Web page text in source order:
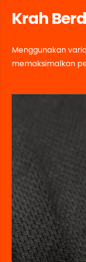
Krah
Menggunakan
memaksimalkan